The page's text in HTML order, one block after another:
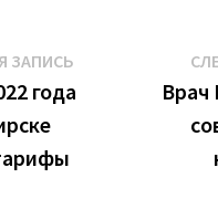
ЗАПИСЬПредыдущая
запись:
года
Врач